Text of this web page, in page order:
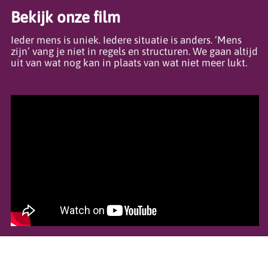
Bekijk onze film
Ieder mens is uniek. Iedere situatie is anders. ‘Mens
zijn’ vang je niet in regels en structuren. We gaan altijd
uit van wat nog kan in plaats van wat niet meer lukt.